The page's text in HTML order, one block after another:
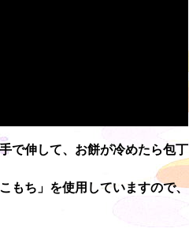
で伸して、お餅が冷めたら包丁
もち」を使用していますので、